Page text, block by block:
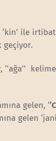
ile
geçiyor.
gelen, ‘
gelen